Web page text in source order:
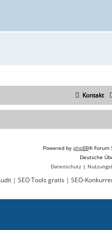
Kontakt
Powered by phpBB® Forum
Deutsche
Datenschutz |
| SEO Tools gratis | SEO-